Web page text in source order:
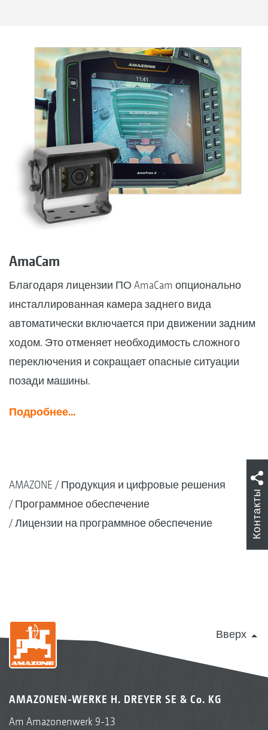
AmaCam
Благодаря лицензии ПО AmaCam опционально
инсталлированная камера заднего вида
автоматически включается при движении задним
ходом. Это отменяет необходимость сложного
переключения и сокращает опасные ситуации
позади машины.
Подробнее...
AMAZONE
Продукция и цифровые решения
Программное обеспечение
Лицензии на программное обеспечение
Вверх
AMAZONEN-WERKE H. DREYER SE & Co. KG
Am Amazonenwerk 9-13
Контакты